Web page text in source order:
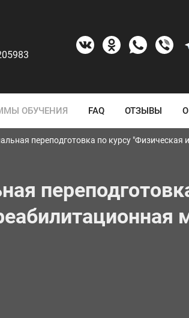
ОБУЧЕНИЯ FAQ ОТЗЫВЫ
переподготовка по курсу "Физическая